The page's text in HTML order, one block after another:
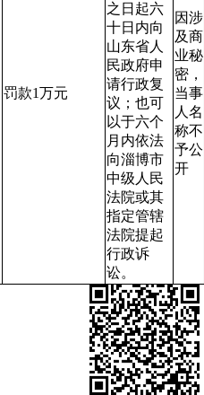
罚款1万元
之日起六
十日内向
山东省人
民政府申
请行政复
议；也可
以于六个
月内依法
向淄博市
中级人民
法院或其
指定管辖
法院提起
行政诉
讼。
因涉
及商
业秘
密，
当事
人名
称不
予公
开